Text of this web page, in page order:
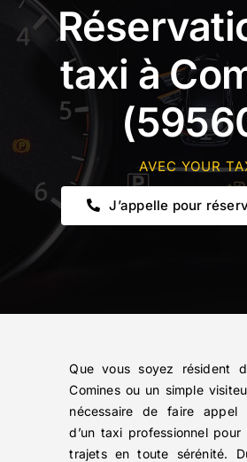
taxi à
AVEC YOUR
J’appelle pour
Que vous soyez résident
Comines ou un simple
nécessaire de faire appel
d’un taxi professionnel
trajets en toute sérénité.